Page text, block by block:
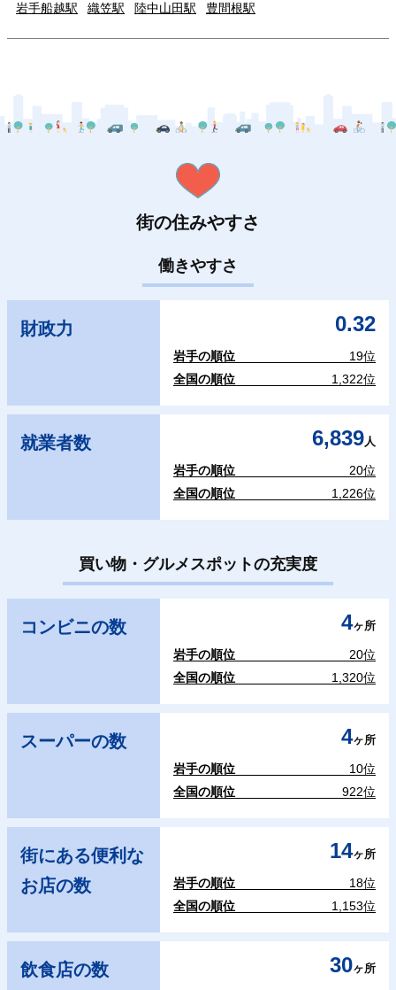
岩手船越駅
織笠駅 陸中山田駅 豊間根駅
街の住みやすさ
働きやすさ
財政力 0.32
岩手の順位
19位
全国の順位
1,322位
就業者数 6,839人
岩手の順位
20位
全国の順位
1,226位
買い物・グルメスポットの充実度
コンビニの数 4ヶ所
岩手の順位
20位
全国の順位
1,320位
スーパーの数 4ヶ所
岩手の順位
10位
全国の順位
922位
街にある便利な
お店の数
14ヶ所
岩手の順位
18位
全国の順位
1,153位
飲食店の数 30ヶ所